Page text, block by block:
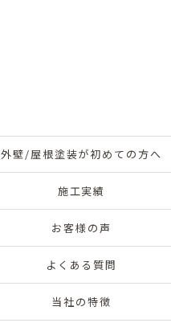
外壁/屋根塗装が初めての方へ
施工実績
お客様の声
よくある質問
当社の特徴